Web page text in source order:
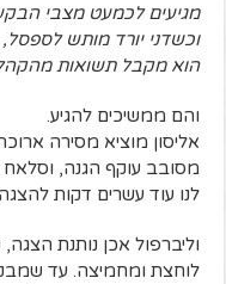
מגיעים לכמעט מצבי
וכשדני יורד מותש לספסל,
הוא מקבל תשואות
והם ממשיכים להגיע.
אליסון מוציא מסירה
לנו עוד עשרים דקות
וליברפול אכן נותנת
לוחצת ומחמיצה. עד